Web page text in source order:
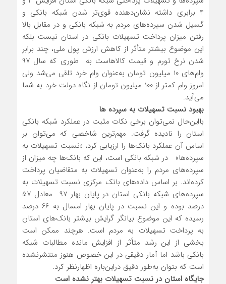
4 برابری داشته نشان‌دهنده قوی‌تر شدن شبکه بانکی و
گسیل شدن سپرده‌های مردم به شبکه بانکی و در مقابل بالا
رفتن میزان پرداخت تسهیلات بانکی در استان نیست بلکه
این موضوع بیشتر متأثر از کاهش ارزش پول ملی، چند برابر
شدن نرخ تورم و قیمت کالاهاست به طوری که سال 97
وام‌های 10 میلیون تومان به‌عنوان وام خرد تلقی می‌شد ولی
امروز وام کمتر از 100 میلیون تومان از نگاه دولت خرد به شما
می‌آید.
بهبود نسبت تسهیلات به سپرده ها
بااین‌حال نمی‌توان برخی نکات مثبت در عملکرد شبکه بانکی
استان را نادیده گرفت. مهم‌ترین شاخصی که می‌توان بر
اساس آن عملکرد بانک‌ها را ارزیابی کرد، «نسبت تسهیلات به
سپرده‌ها» در شبکه بانکی است، این که بانک‌ها چه میزان از
سپرده‌های مردم را به‌عنوان تسهیلات به متقاضیان پرداخت
کرده‌اند. بر اساس داده‌های بانک مرکزی نسبت تسهیلات به
سپرده‌های شبکه بانکی استان در پایان بهار 97 معادل 57
درصد بوده و این نسبت در پایان بهار امسال به 66 درصد
رسیده که این موضوع بیانگر گرایش بیشتر بانک‌های استان
به پرداخت تسهیلات به مردم است. هرچند ممکن است
بخشی از این رشد متأثر از افزایش مانده مطالبات شبکه
بانکی باشد اما آمار دقیقی در این خصوص هنوز منتشرنشده
است که بتوان به‌طور دقیق دراین‌باره اظهارنظر کرد.
جایگاه استان در نسبت تسهیلات بهتر نشده است